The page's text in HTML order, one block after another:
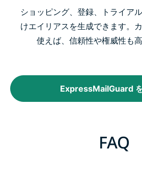
ショッピング、登録、トライア
けエイリアスを生成できます。
使えば、信頼性や権威性も高
ExpressMailGuard
FAQ